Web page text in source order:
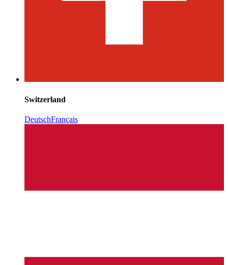
Switzerland
DeutschFrançais